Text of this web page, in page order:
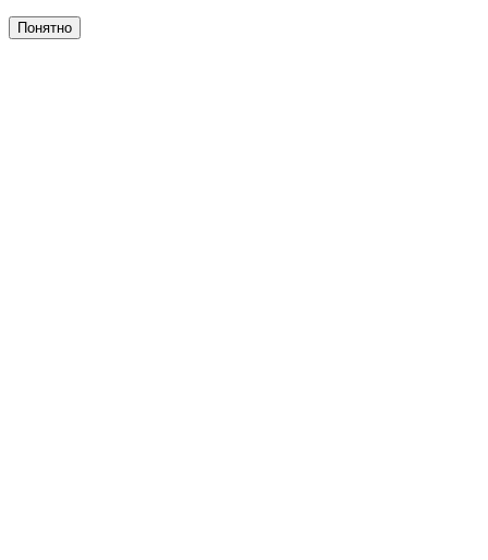
Понятно